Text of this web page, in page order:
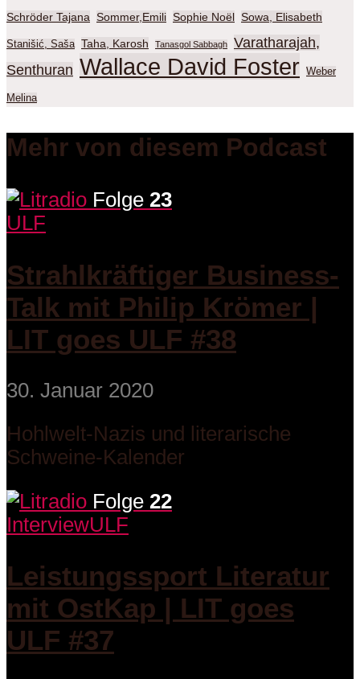
Schröder Tajana Sommer,Emili Sophie Noël Sowa, Elisabeth
Stanišić, Saša Taha, Karosh Tanasgol Sabbagh
Varatharajah,
Senthuran Wallace David Foster Weber
Melina
Mehr von diesem Podcast
Folge 23
ULF
Strahlkräftiger Business-
Talk mit Philip Krömer |
LIT goes ULF #38
30. Januar 2020
Hohlwelt-Nazis und literarische
Schweine-Kalender
Folge 22
InterviewULF
Leistungssport Literatur
mit OstKap | LIT goes
ULF #37